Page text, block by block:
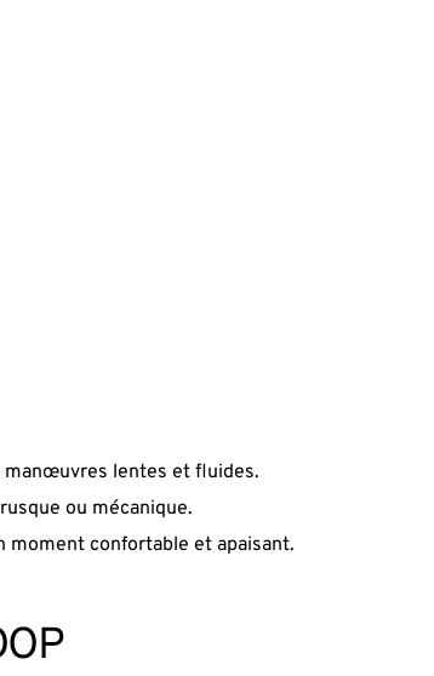
manœuvres lentes et fluides.
ou mécanique.
moment confortable et apaisant.